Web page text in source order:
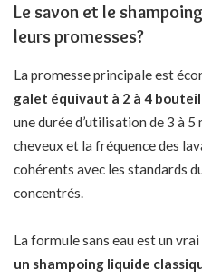
Le savon et le
leurs promesses?
La promesse principale est
galet équivaut à 2 à 4
une durée d’utilisation de 3 à
cheveux et la fréquence des
cohérents avec les standards
concentrés.
La formule sans eau est un
un shampoing liquide